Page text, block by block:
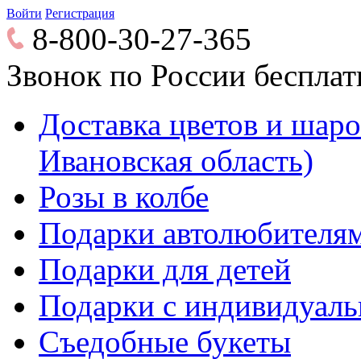
Войти Регистрация
8-800-30-27-365
Звонок по России
Доставка цветов и
Ивановская область)
Розы в колбе
Подарки
Подарки для детей
Подарки с
Съедобные букеты